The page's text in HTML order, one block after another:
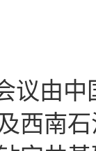
议由中
西南